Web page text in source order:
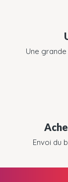
Une
Envoi du